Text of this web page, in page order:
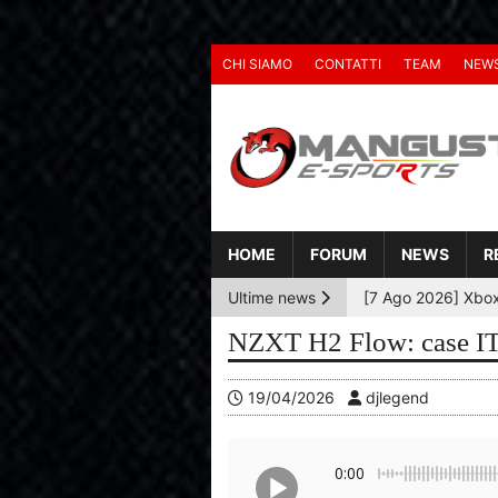
CHI SIAMO CONTATTI TEAM
HOME FORUM NEWS
Ultime news
NZXT H2 Flow: case
19/04/2026 djlegend
0:00